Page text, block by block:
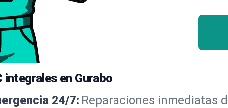
en Gurabo
24/7: Reparaciones inmediatas